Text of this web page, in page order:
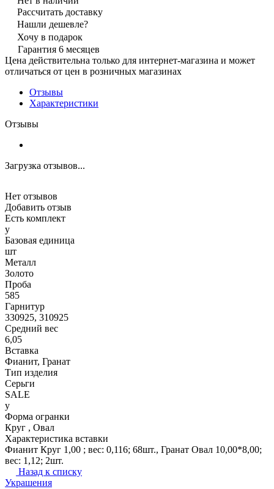
Рассчитать доставку
Нашли дешевле?
Хочу в подарок
Гарантия 6 месяцев
Цена действительна только для интернет-магазина и может
отличаться от цен в розничных магазинах
Отзывы
Характеристики
Отзывы
Загрузка отзывов...
Нет отзывов
Добавить отзыв
Есть комплект
y
Базовая единица
шт
Металл
Золото
Проба
585
Гарнитур
330925, 310925
Средний вес
6,05
Вставка
Фианит, Гранат
Тип изделия
Серьги
SALE
y
Форма огранки
Круг , Овал
Характеристика вставки
Фианит Круг 1,00 ; вес: 0,116; 68шт., Гранат Овал 10,00*8,00;
вес: 1,12; 2шт.
Назад к списку
Украшения